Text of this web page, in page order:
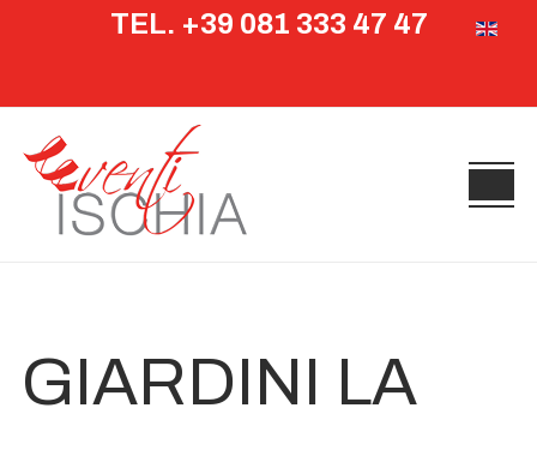
TEL. +39 081 333 47 47
GIARDINI LA